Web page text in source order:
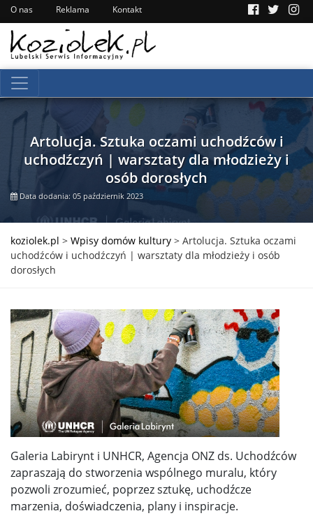
O nas Reklama Kontakt
Artolucja. Sztuka oczami uchodźców i
uchodźczyń | warsztaty dla młodzieży i
osób dorosłych
Data dodania: 05 październik 2023
koziolek.pl > Wpisy domów kultury > Artolucja. Sztuka oczami
uchodźców i uchodźczyń | warsztaty dla młodzieży i osób
dorosłych
Galeria Labirynt i UNHCR, Agencja ONZ ds. Uchodźców
zapraszają do stworzenia wspólnego muralu, który
pozwoli zrozumieć, poprzez sztukę, uchodźcze
marzenia, doświadczenia, plany i inspiracje.